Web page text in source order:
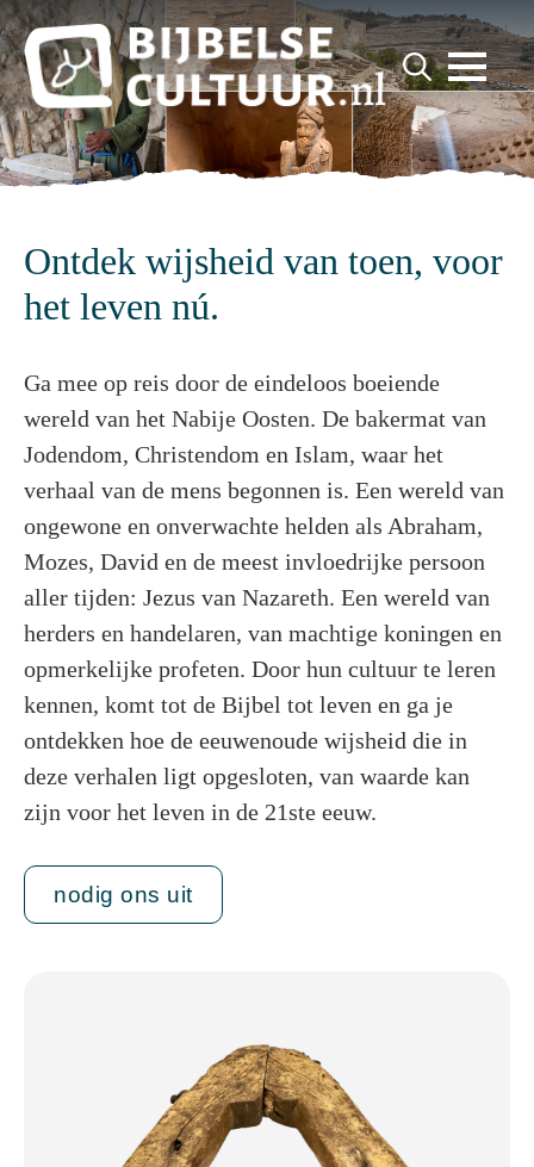
Search
for:
for:
Ontdek wijsheid van toen, voor
het leven nú.
Ga mee op reis door de eindeloos boeiende
wereld van het Nabije Oosten. De bakermat van
Jodendom, Christendom en Islam, waar het
verhaal van de mens begonnen is. Een wereld van
ongewone en onverwachte helden als Abraham,
Mozes, David en de meest invloedrijke persoon
aller tijden: Jezus van Nazareth. Een wereld van
herders en handelaren, van machtige koningen en
opmerkelijke profeten. Door hun cultuur te leren
kennen, komt tot de Bijbel tot leven en ga je
ontdekken hoe de eeuwenoude wijsheid die in
deze verhalen ligt opgesloten, van waarde kan
zijn voor het leven in de 21ste eeuw.
nodig ons uit